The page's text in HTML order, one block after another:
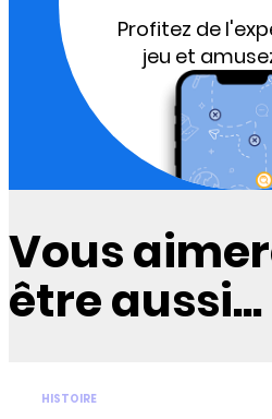
Profitez de
jeu et
Vous
être aussi...
HISTOIRE